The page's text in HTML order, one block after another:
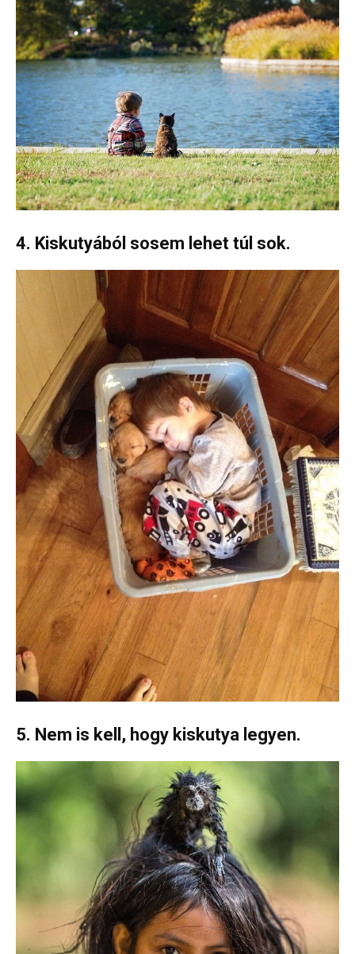
4. Kiskutyából sosem lehet túl sok.
5. Nem is kell, hogy kiskutya legyen.